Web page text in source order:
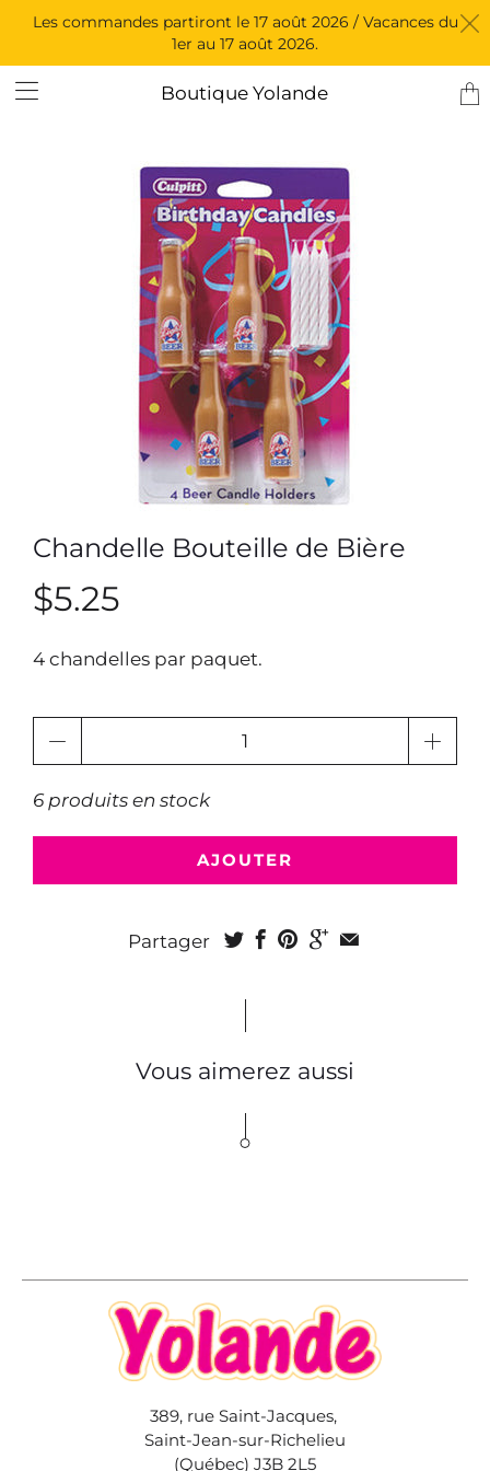
Les commandes partiront le 17 août 2026 / Vacances du
1er au 17 août 2026.
Boutique Yolande
Chandelle Bouteille de Bière
$5.25
4 chandelles par paquet.
6 produits en stock
AJOUTER
Partager
Vous aimerez aussi
389, rue Saint-Jacques,
Saint-Jean-sur-Richelieu
(Québec) J3B 2L5